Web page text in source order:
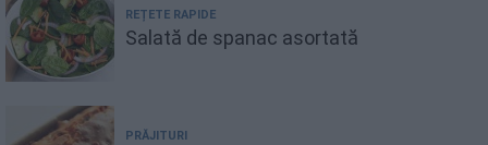
REȚETE RAPIDE
Salată de spanac asortată
PRĂJITURI